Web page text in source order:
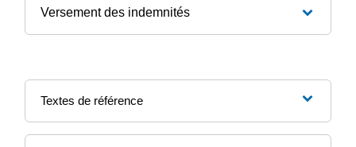
Versement des indemnités
Textes de référence